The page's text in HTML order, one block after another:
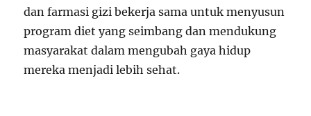
dan farmasi gizi bekerja sama untuk menyusun
program diet yang seimbang dan mendukung
masyarakat dalam mengubah gaya hidup
mereka menjadi lebih sehat.